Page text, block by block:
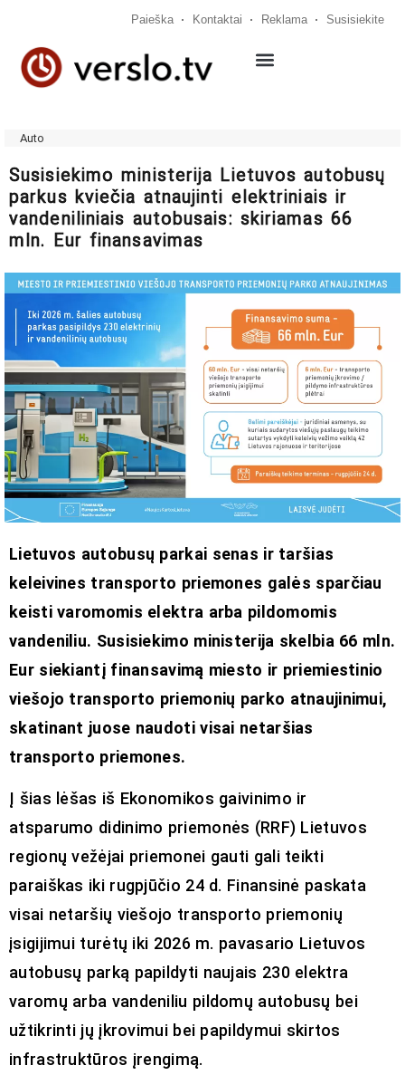
Paieška Kontaktai Reklama Susisiekite
Auto
Susisiekimo ministerija Lietuvos autobusų
parkus kviečia atnaujinti elektriniais ir
vandeniliniais autobusais: skiriamas 66
mln. Eur finansavimas
Lietuvos autobusų parkai senas ir taršias
keleivines transporto priemones galės sparčiau
keisti varomomis elektra arba pildomomis
vandeniliu. Susisiekimo ministerija skelbia 66 mln.
Eur siekiantį finansavimą miesto ir priemiestinio
viešojo transporto priemonių parko atnaujinimui,
skatinant juose naudoti visai netaršias
transporto priemones.
Į šias lėšas iš Ekonomikos gaivinimo ir
atsparumo didinimo priemonės (RRF) Lietuvos
regionų vežėjai priemonei gauti gali teikti
paraiškas iki rugpjūčio 24 d. Finansinė paskata
visai netaršių viešojo transporto priemonių
įsigijimui turėtų iki 2026 m. pavasario Lietuvos
autobusų parką papildyti naujais 230 elektra
varomų arba vandeniliu pildomų autobusų bei
užtikrinti jų įkrovimui bei papildymui skirtos
infrastruktūros įrengimą.